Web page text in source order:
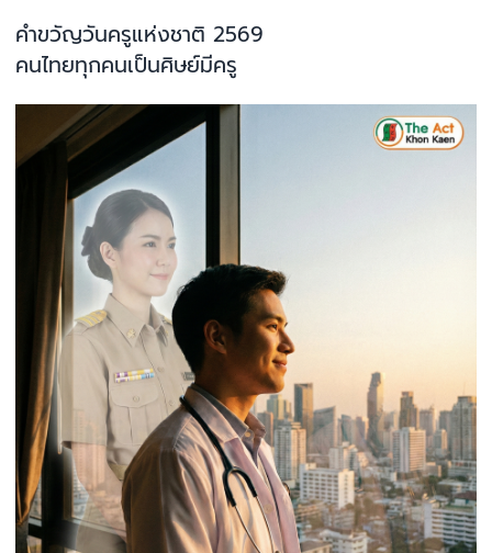
คำขวัญวันครูแห่งชาติ 2569
คนไทยทุกคนเป็นศิษย์มีครู